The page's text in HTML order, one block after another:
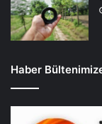
Haber